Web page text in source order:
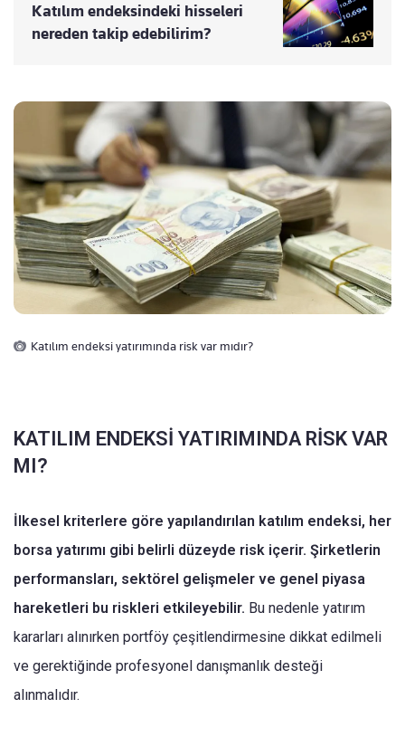
Katılım endeksindeki hisseleri
nereden takip edebilirim?
Katılım endeksi yatırımında risk var mıdır?
KATILIM ENDEKSİ YATIRIMINDA RİSK VAR
MI?
İlkesel kriterlere göre yapılandırılan katılım endeksi, her
borsa yatırımı gibi belirli düzeyde risk içerir. Şirketlerin
performansları, sektörel gelişmeler ve genel piyasa
hareketleri bu riskleri etkileyebilir. Bu nedenle yatırım
kararları alınırken portföy çeşitlendirmesine dikkat edilmeli
ve gerektiğinde profesyonel danışmanlık desteği
alınmalıdır.